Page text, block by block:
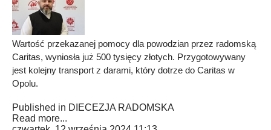
Wartość przekazanej pomocy dla powodzian przez radomską
Caritas, wyniosła już 500 tysięcy złotych. Przygotowywany
jest kolejny transport z darami, który dotrze do Caritas w
Opolu.
Published in DIECEZJA RADOMSKA
Read more...